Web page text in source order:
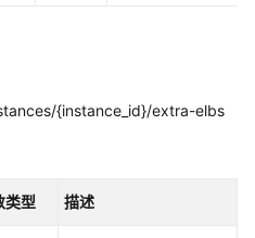
{instance_id}/extra-elbs
类型 描述